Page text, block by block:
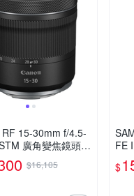
15-30mm f/4.5-
廣角變焦鏡頭
$16,105
FE
$